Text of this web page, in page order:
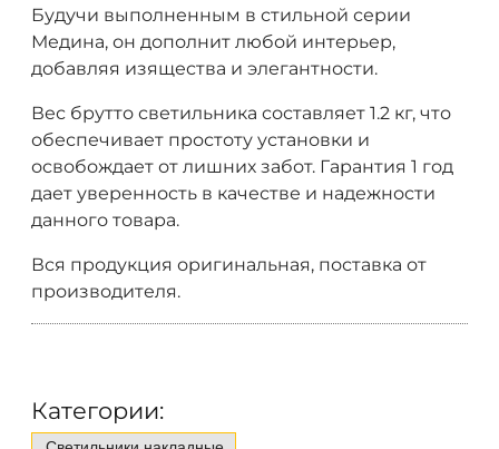
Будучи выполненным в стильной серии
Медина, он дополнит любой интерьер,
добавляя изящества и элегантности.
Вес брутто светильника составляет 1.2 кг, что
обеспечивает простоту установки и
освобождает от лишних забот. Гарантия 1 год
дает уверенность в качестве и надежности
данного товара.
Вся продукция оригинальная, поставка от
производителя.
Категории: